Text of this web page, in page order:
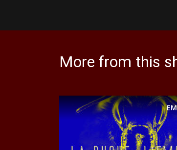
More from this